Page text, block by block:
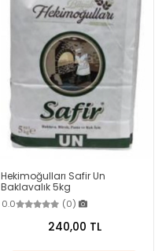
Hekimoğulları Safir Un
Baklavalık 5kg
0.0 (0)
240,00 TL